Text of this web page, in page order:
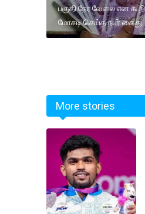
பகுதி நேர வேலை என
மோசடி செய்த நபர் கைது
More stories